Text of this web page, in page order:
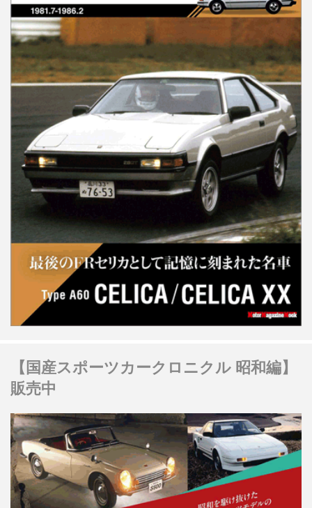
【国産スポーツカークロニクル 昭和編】
販売中